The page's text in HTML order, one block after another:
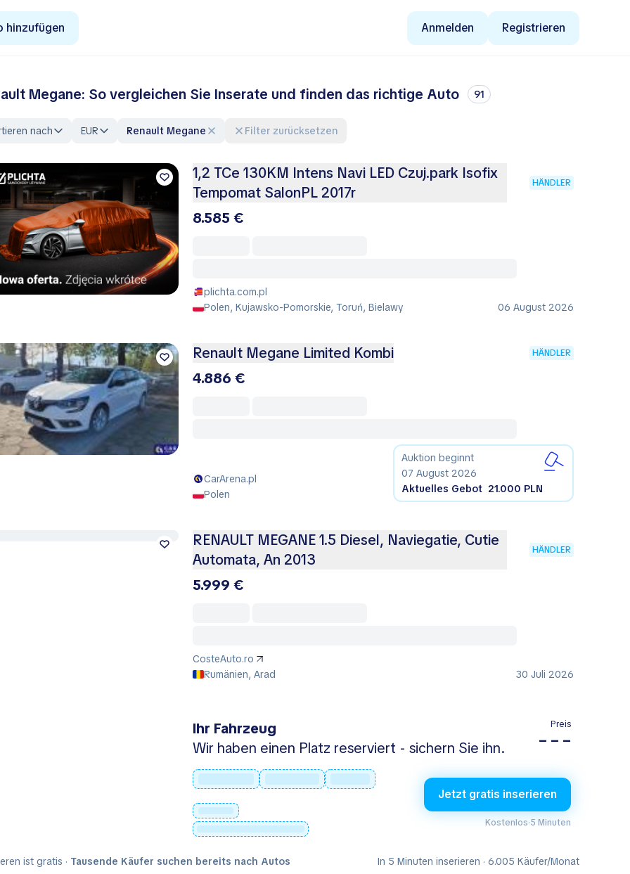
hinzufügen Anmelden Registrieren
Megane: So vergleichen Sie Inserate und finden das richtige Auto 91
nach EUR Renault Megane Filter zurücksetzen
1,2 TCe 130KM Intens Navi LED Czuj.park Isofix
Tempomat SalonPL 2017r
HÄNDLER
8.585 €
plichta.com.pl
Polen, Kujawsko-Pomorskie, Toruń, Bielawy
06 August 2026
Renault Megane Limited Kombi HÄNDLER
4.886 €
CarArena.pl
Polen
Auktion beginnt
07 August 2026
Aktuelles Gebot 21.000 PLN
RENAULT MEGANE 1.5 Diesel, Naviegatie, Cutie
Automata, An 2013
HÄNDLER
5.999 €
CosteAuto.ro
Rumänien, Arad
30 Juli 2026
Ihr Fahrzeug
Wir haben einen Platz reserviert - sichern Sie ihn.
Preis
– – –
Jetzt gratis inserieren
Kostenlos·5 Minuten
ist gratis · Tausende Käufer suchen bereits nach Autos In 5 Minuten inserieren · 6.005 Käufer/Monat